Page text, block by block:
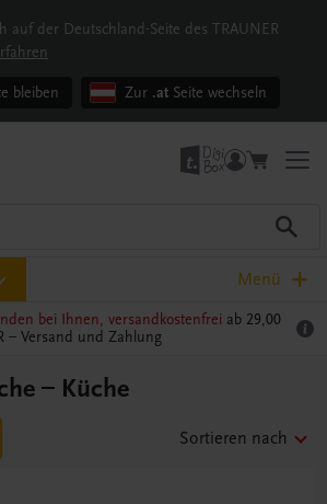
auf der Deutschland-Seite des TRAUNER
bleiben Zur .at Seite wechseln
Menü
bei Ihnen, versandkostenfrei ab 29,00
– Versand und Zahlung
– Küche
Sortieren nach